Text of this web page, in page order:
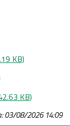
KB)
KB)
03/08/2026 14:09